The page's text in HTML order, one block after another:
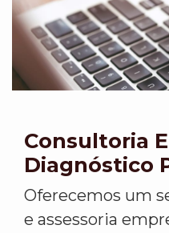
Consultoria
Diagnóstico
Oferecemos um
e assessoria